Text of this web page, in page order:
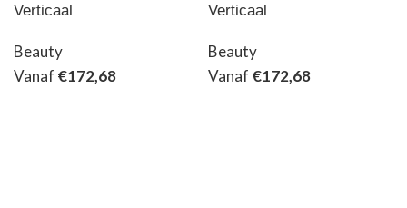
Verticaal
Beauty
Vanaf €172,68
Verticaal
Beauty
Vanaf €172,68